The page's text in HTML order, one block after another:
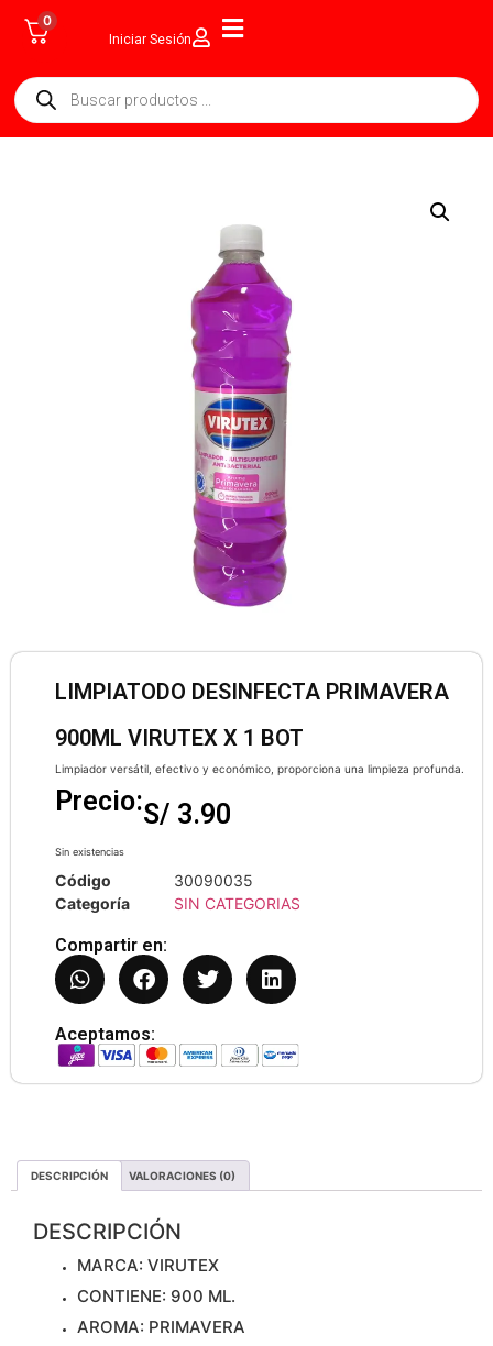
0
Iniciar Sesión
LIMPIATODO DESINFECTA PRIMAVERA
900ML VIRUTEX X 1 BOT
Limpiador versátil, efectivo y económico, proporciona una limpieza profunda.
Precio:S/ 3.90
Sin existencias
Código
30090035
Categoría
SIN CATEGORIAS
Compartir en:
Aceptamos:
DESCRIPCIÓN VALORACIONES (0)
DESCRIPCIÓN
MARCA: VIRUTEX
CONTIENE: 900 ML.
AROMA: PRIMAVERA